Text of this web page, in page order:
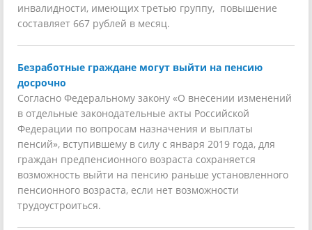
инвалидности, имеющих третью группу, повышение
составляет 667 рублей в месяц.
Безработные граждане могут выйти на пенсию
досрочно
Согласно Федеральному закону «О внесении изменений
в отдельные законодательные акты Российской
Федерации по вопросам назначения и выплаты
пенсий», вступившему в силу с января 2019 года, для
граждан предпенсионного возраста сохраняется
возможность выйти на пенсию раньше установленного
пенсионного возраста, если нет возможности
трудоустроиться.